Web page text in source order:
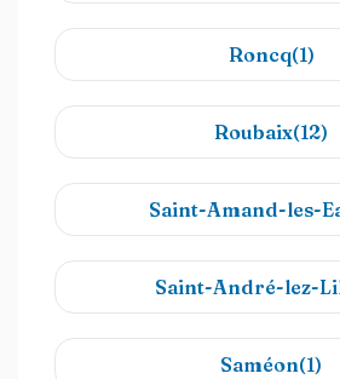
Roncq(1)
Roubaix(12)
Saint-Amand-les-
Saint-André-lez-
Saméon(1)